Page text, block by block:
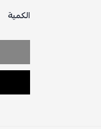
الكمية